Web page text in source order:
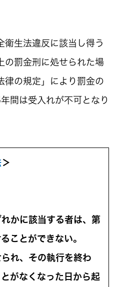
衛生法違反に該当し得う
上の罰金刑に処せられた場
律の規定」により罰金の
間は受入れが不可となり
＞
かに該当する者は、第
ことができない。
れ、その執行を終わ
がなくなった日から起